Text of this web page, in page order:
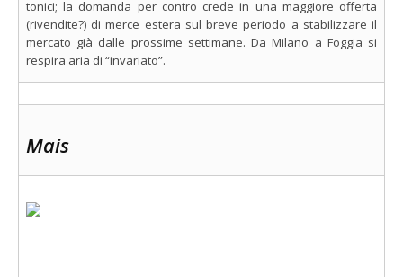
tonici; la domanda per contro crede in una maggiore offerta
(rivendite?) di merce estera sul breve periodo a stabilizzare il
mercato già dalle prossime settimane. Da Milano a Foggia si
respira aria di “invariato”.
Mais